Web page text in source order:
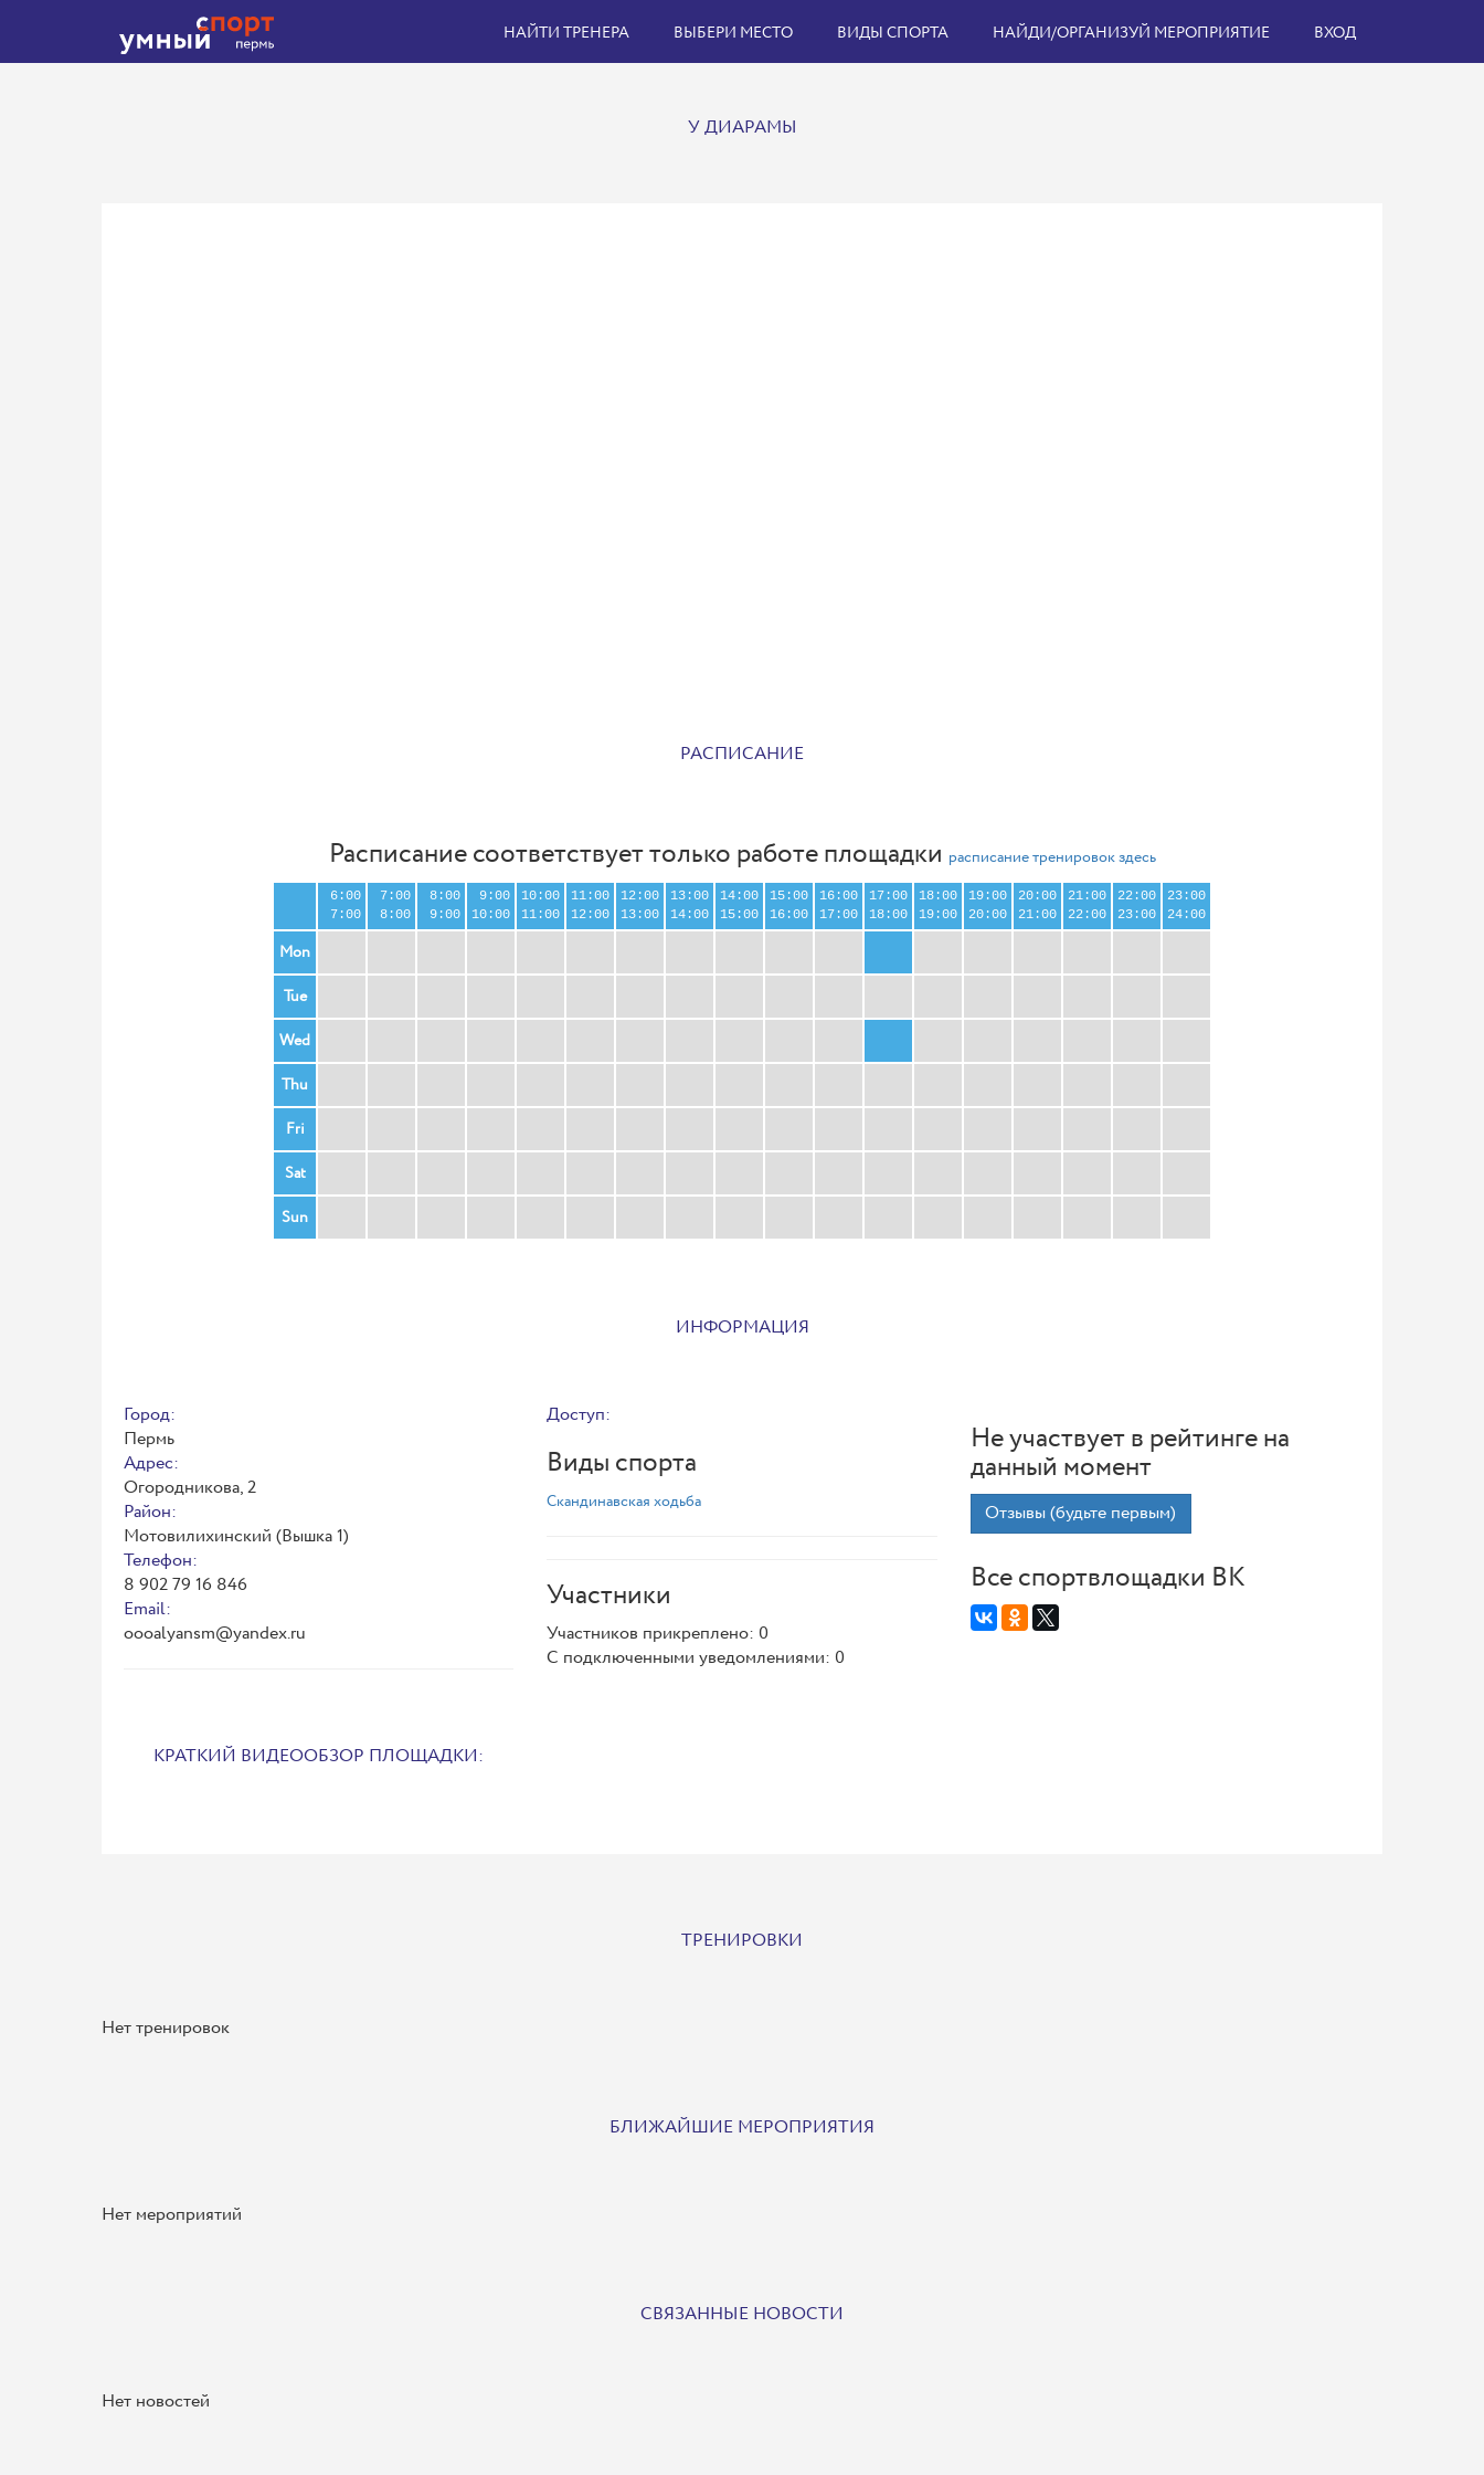
НАЙТИ ТРЕНЕРА ВЫБЕРИ МЕСТО ВИДЫ СПОРТА НАЙДИ/ОРГАНИЗУЙ МЕРОПРИЯТИЕ ВХОД
У ДИАРАМЫ
РАСПИСАНИЕ
Расписание соответствует только работе площадки расписание тренировок здесь
6:00
7:00
7:00
8:00
8:00
9:00
9:00
10:00
10:00
11:00
11:00
12:00
12:00
13:00
13:00
14:00
14:00
15:00
15:00
16:00
16:00
17:00
17:00
18:00
18:00
19:00
19:00
20:00
20:00
21:00
21:00
22:00
22:00
23:00
23:00
24:00
Mon
Tue
Wed
Thu
Fri
Sat
Sun
ИНФОРМАЦИЯ
Город:
Пермь
Адрес:
Огородникова, 2
Район:
Мотовилихинский (Вышка 1)
Телефон:
8 902 79 16 846
Email:
oooalyansm@yandex.ru
КРАТКИЙ ВИДЕООБЗОР ПЛОЩАДКИ:
Доступ:
Виды спорта
Скандинавская ходьба
Участники
Участников прикреплено: 0
С подключенными уведомлениями: 0
Не участвует в рейтинге на
данный момент
Отзывы (будьте первым)
Все спортвлощадки ВК
ТРЕНИРОВКИ
Нет тренировок
БЛИЖАЙШИЕ МЕРОПРИЯТИЯ
Нет мероприятий
СВЯЗАННЫЕ НОВОСТИ
Нет новостей